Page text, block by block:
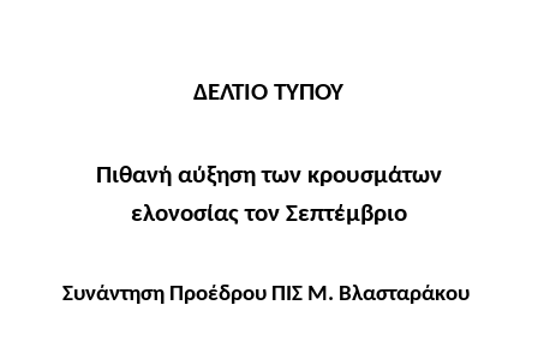
ΔΕΛΤΙΟ ΤΥΠΟΥ
Πιθανή αύξηση των κρουσμάτων
ελονοσίας τον Σεπτέμβριο
Συνάντηση Προέδρου ΠΙΣ Μ. Βλασταράκου